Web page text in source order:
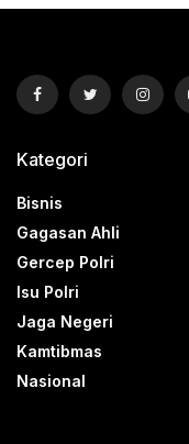
Kategori
Bisnis
Gagasan Ahli
Gercep Polri
Isu Polri
Jaga Negeri
Kamtibmas
Nasional